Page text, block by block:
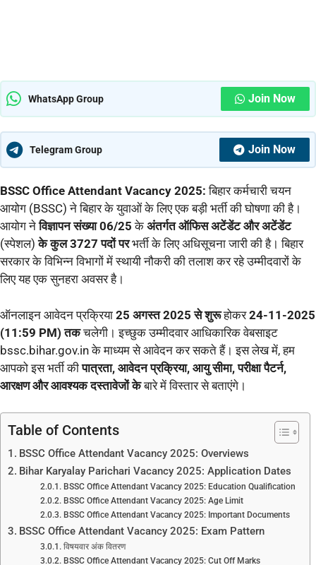
WhatsApp Group Join Now
Telegram Group Join Now
BSSC Office Attendant Vacancy 2025:बिहार कर्मचारी चयन
आयोग (BSSC) ने बिहार के युवाओं के लिए एक बड़ी भर्ती की घोषणा की है।
आयोग नेविज्ञापन संख्या 06/25 के अंतर्गत ऑफिस अटेंडेंट और अटेंडेंट
(स्पेशल)के कुल 3727 पदों परभर्ती के लिए अधिसूचना जारी की है। बिहार
सरकार के विभिन्न विभागों में स्थायी नौकरी की तलाश कर रहे उम्मीदवारों के
लिए यह एक सुनहरा अवसर है।
ऑनलाइन आवेदन प्रक्रिया 25 अगस्त 2025 से शुरूहोकर24-11-2025
(11:59 PM) तकचलेगी। इच्छुक उम्मीदवार आधिकारिक वेबसाइट
bssc.bihar.gov.in के माध्यम से आवेदन कर सकते हैं। इस लेख में, हम
आपको इस भर्ती कीपात्रता, आवेदन प्रक्रिया, आयु सीमा, परीक्षा पैटर्न,
आरक्षण और आवश्यक दस्तावेजों केबारे में विस्तार से बताएंगे।
Table of Contents
BSSC Office Attendant Vacancy 2025: Overviews
Bihar Karyalay Parichari Vacancy 2025: Application Dates
BSSC Office Attendant Vacancy 2025: Education Qualification
BSSC Office Attendant Vacancy 2025: Age Limit
BSSC Office Attendant Vacancy 2025: Important Documents
BSSC Office Attendant Vacancy 2025: Exam Pattern
विषयवार अंक वितरण
BSSC Office Attendant Vacancy 2025: Cut Off Marks